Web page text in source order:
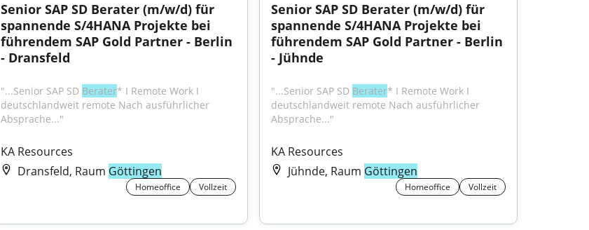
Senior SAP SD Berater (m/w/d) für
spannende S/4HANA Projekte bei
führendem SAP Gold Partner - Berlin
- Dransfeld
"...Senior SAP SD Berater* I Remote Work I
deutschlandweit remote Nach ausführlicher
Absprache..."
KA Resources
Dransfeld, Raum Göttingen
Homeoffice Vollzeit
Senior SAP SD Berater (m/w/d) für
spannende S/4HANA Projekte bei
führendem SAP Gold Partner - Berlin
- Jühnde
"...Senior SAP SD Berater* I Remote Work I
deutschlandweit remote Nach ausführlicher
Absprache..."
KA Resources
Jühnde, Raum Göttingen
Homeoffice Vollzeit